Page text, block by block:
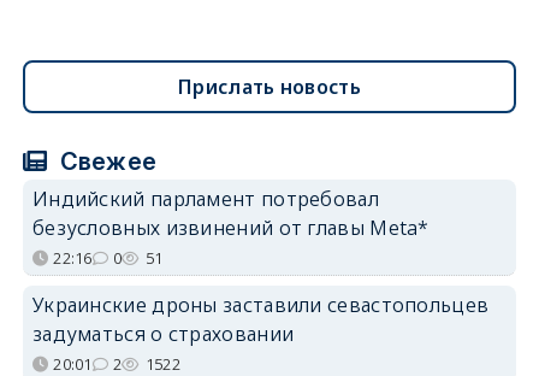
Прислать новость
Свежее
Индийский парламент потребовал
безусловных извинений от главы Meta*
22:16 0 51
Украинские дроны заставили севастопольцев
задуматься о страховании
20:01 2 1522